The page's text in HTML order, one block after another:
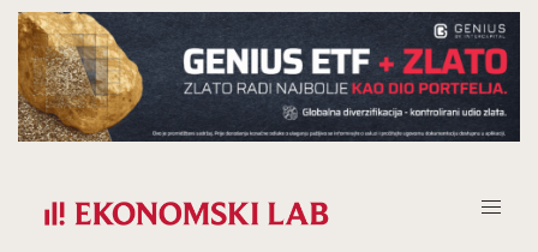
Prijeđi
na
sadržaj